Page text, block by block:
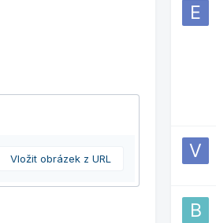
Vložit obrázek z URL